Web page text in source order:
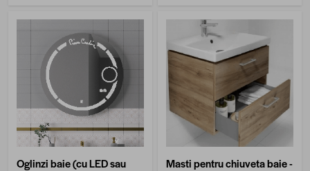
Oglinzi baie (cu LED sau
Masti pentru chiuveta baie -